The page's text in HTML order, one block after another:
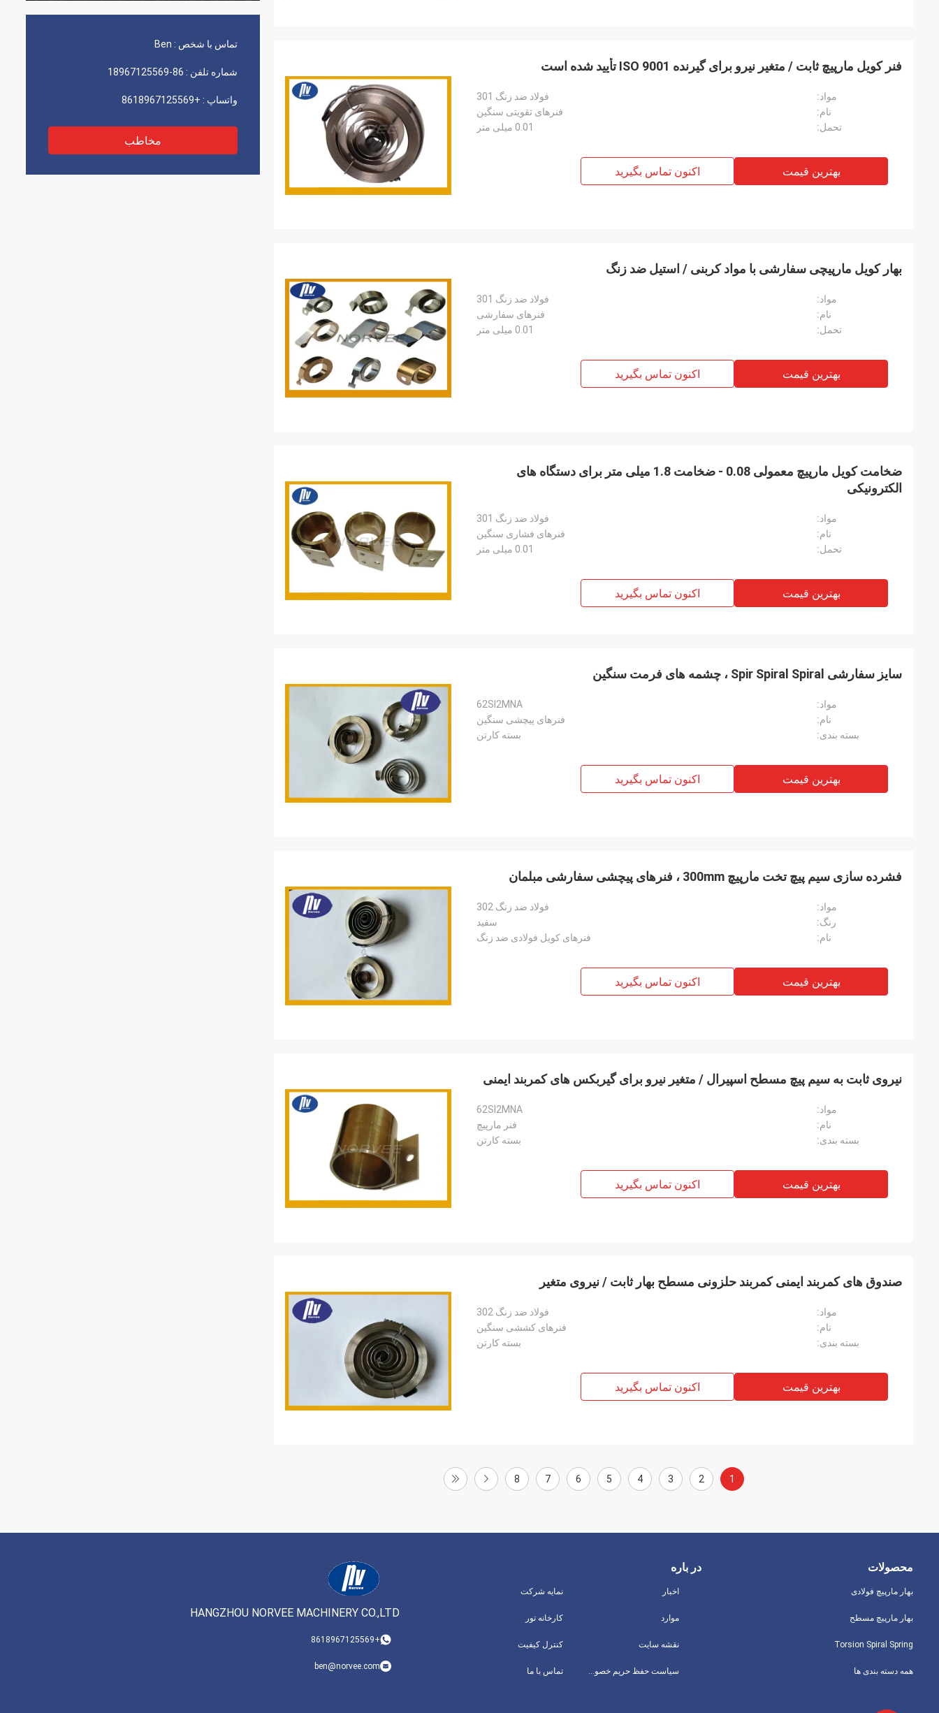
تماس با شخص : Ben
شماره تلفن : 86-18967125569
واتساپ : +8618967125569
مخاطب
فنر کویل مارپیچ ثابت / متغیر نیرو برای گیرنده ISO 9001 تأیید شده است
مواد:
فولاد ضد زنگ 301
نام:
فنرهای تقویتی سنگین
تحمل:
0.01 میلی متر
بهترین قیمت اکنون تماس بگیرید
بهار کویل مارپیچی سفارشی با مواد کربنی / استیل ضد زنگ
مواد:
فولاد ضد زنگ 301
نام:
فنرهای سفارشی
تحمل:
0.01 میلی متر
بهترین قیمت اکنون تماس بگیرید
ضخامت کویل مارپیچ معمولی 0.08 - ضخامت 1.8 میلی متر برای دستگاه های
الکترونیکی
مواد:
فولاد ضد زنگ 301
نام:
فنرهای فشاری سنگین
تحمل:
0.01 میلی متر
بهترین قیمت اکنون تماس بگیرید
سایز سفارشی Spir Spiral Spiral ، چشمه های فرمت سنگین
مواد:
62SI2MNA
نام:
فنرهای پیچشی سنگین
بسته بندی:
بسته کارتن
بهترین قیمت اکنون تماس بگیرید
فشرده سازی سیم پیچ تخت مارپیچ 300mm ، فنرهای پیچشی سفارشی مبلمان
مواد:
فولاد ضد زنگ 302
رنگ:
سفید
نام:
فنرهای کویل فولادی ضد زنگ
بهترین قیمت اکنون تماس بگیرید
نیروی ثابت به سیم پیچ مسطح اسپیرال / متغیر نیرو برای گیربکس های کمربند ایمنی
مواد:
62SI2MNA
نام:
فنر مارپیچ
بسته بندی:
بسته کارتن
بهترین قیمت اکنون تماس بگیرید
صندوق های کمربند ایمنی کمربند حلزونی مسطح بهار ثابت / نیروی متغیر
مواد:
فولاد ضد زنگ 302
نام:
فنرهای کششی سنگین
بسته بندی:
بسته کارتن
بهترین قیمت اکنون تماس بگیرید
1
2
3
4
5
6
7
8
HANGZHOU NORVEE MACHINERY CO.,LTD
+8618967125569
ben@norvee.com
در باره
نمایه شرکت
کارخانه تور
کنترل کیفیت
تماس با ما
اخبار
موارد
نقشه سایت
سیاست حفظ حریم خصوصی
محصولات
بهار مارپیچ فولادی
بهار مارپیچ مسطح
Torsion Spiral Spring
همه دسته بندی ها